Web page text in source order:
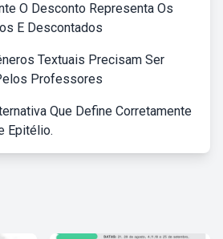
O Desconto Representa Os
E Descontados
Textuais Precisam Ser
Professores
Que Define Corretamente
Epitélio.